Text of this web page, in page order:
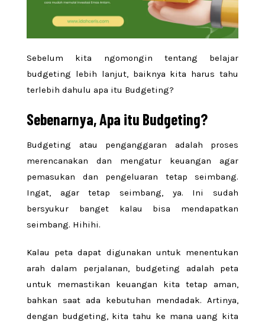
Sebelum kita ngomongin tentang belajar
budgeting lebih lanjut, baiknya kita harus tahu
terlebih dahulu apa itu Budgeting?
Sebenarnya, Apa itu Budgeting?
Budgeting atau penganggaran adalah proses
merencanakan dan mengatur keuangan agar
pemasukan dan pengeluaran tetap seimbang.
Ingat, agar tetap seimbang, ya. Ini sudah
bersyukur banget kalau bisa mendapatkan
seimbang. Hihihi.
Kalau peta dapat digunakan untuk menentukan
arah dalam perjalanan, budgeting adalah peta
untuk memastikan keuangan kita tetap aman,
bahkan saat ada kebutuhan mendadak. Artinya,
dengan budgeting, kita tahu ke mana uang kita